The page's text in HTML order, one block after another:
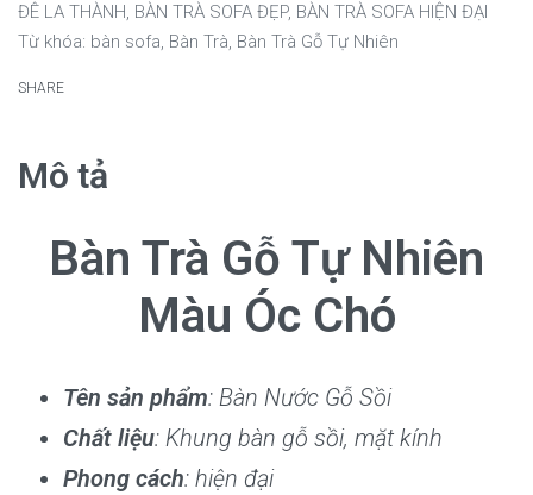
ĐÊ LA THÀNH, BÀN TRÀ SOFA ĐẸP, BÀN TRÀ SOFA HIỆN ĐẠI
Từ khóa: bàn sofa, Bàn Trà, Bàn Trà Gỗ Tự Nhiên
SHARE
Mô tả
Bàn Trà Gỗ Tự Nhiên
Màu Óc Chó
Tên sản phẩm: Bàn Nước Gỗ Sồi
Chất liệu: Khung bàn gỗ sồi, mặt kính
Phong cách: hiện đại